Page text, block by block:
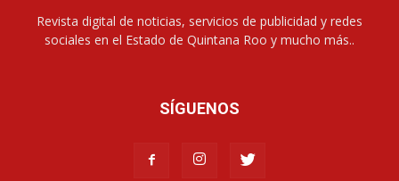
Revista digital de noticias, servicios de publicidad y redes
sociales en el Estado de Quintana Roo y mucho más..
SÍGUENOS